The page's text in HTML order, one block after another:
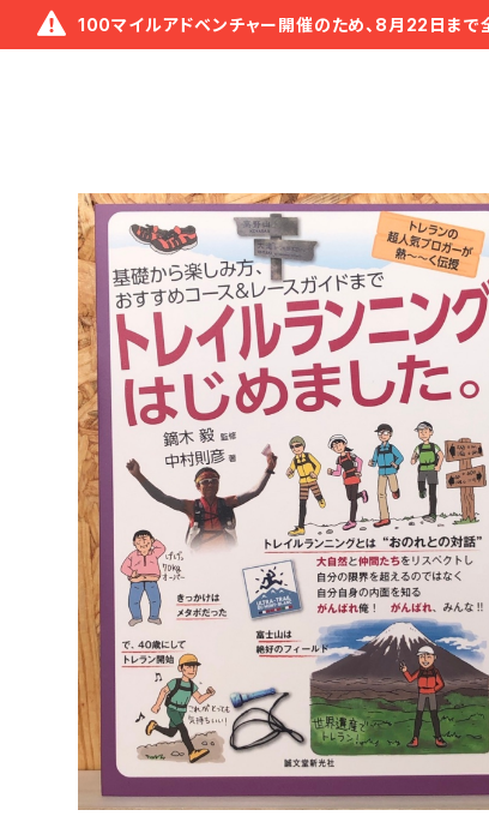
100マイルアドベンチャー開催のため、8月22日まで